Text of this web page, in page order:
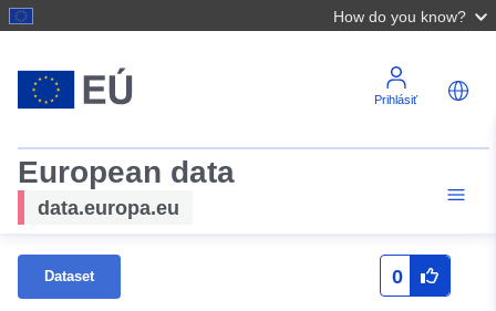
How do you know?
Prihlásiť
European data
data.europa.eu
Dataset 0